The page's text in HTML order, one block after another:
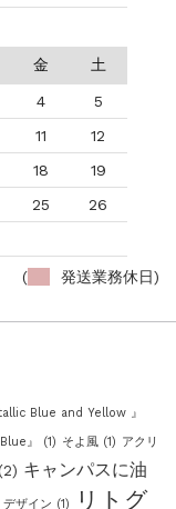
金 土
4
5
11
12
18
19
25
26
( 発送業務休日)
Blue and Yellow 』
』 (1) そよ風(1) アクリ
(2) キャンパスに油
デザイン (1) リトグ